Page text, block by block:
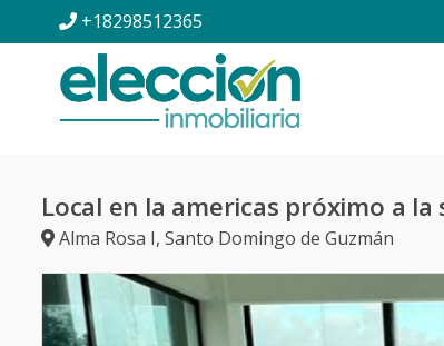
+18298512365
Local en la americas próximo a la
Alma Rosa I, Santo Domingo de Guzmán